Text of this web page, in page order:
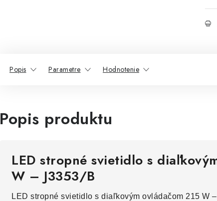
Popis Parametre Hodnotenie
Popis produktu
LED stropné svietidlo s
W – J3353/B
LED stropné svietidlo s diaľkovým ovládačom 215 W